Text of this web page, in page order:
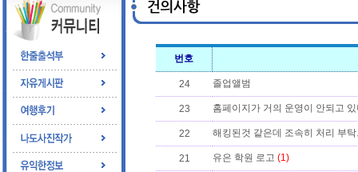
번호
24 졸업앨범
23 홈페이지가 거의 운영이 안되고
22 해킹된것 같은데 조속히 처리 부
21 유은 학원 로고 (1)